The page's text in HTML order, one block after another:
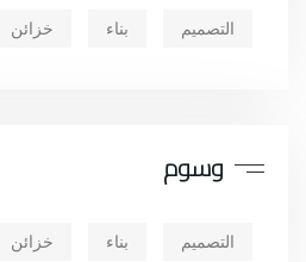
التصميم بناء خزائن
وسوم
التصميم بناء خزائن